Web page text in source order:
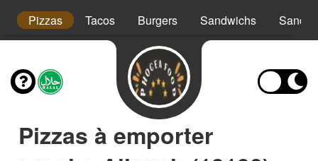
Pizzas Tacos Burgers Sandwichs
Pizzas à emporter